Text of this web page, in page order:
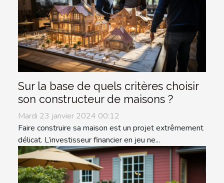
Sur la base de quels critères choisir
son constructeur de maisons ?
Mardi 23 janvier 2024 00:12
Faire construire sa maison est un projet extrêmement
délicat. L’investisseur financier en jeu ne...